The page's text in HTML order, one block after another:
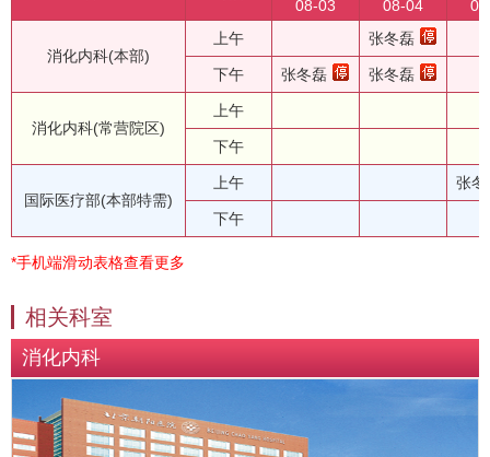
08-03
08-04
消化内科(本部)
上午 张冬磊
下午 张冬磊 张冬磊
消化内科(常营院区)
上午
下午
国际医疗部(本部特需)
上午 张
下午
*手机端滑动表格查看更多
相关科室
消化内科